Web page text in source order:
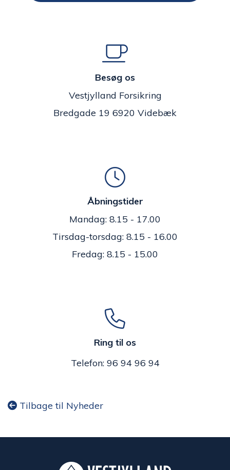
Besøg os
Vestjylland Forsikring
Bredgade 19 6920 Videbæk
Åbningstider
Mandag: 8.15 - 17.00
Tirsdag-torsdag: 8.15 - 16.00
Fredag: 8.15 - 15.00
Ring til os
Telefon: 96 94 96 94
Tilbage til Nyheder